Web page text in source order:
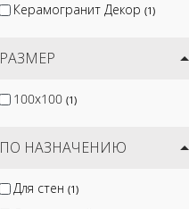
Керамогранит Декор (1)
РАЗМЕР
100x100 (1)
ПО НАЗНАЧЕНИЮ
Для стен (1)